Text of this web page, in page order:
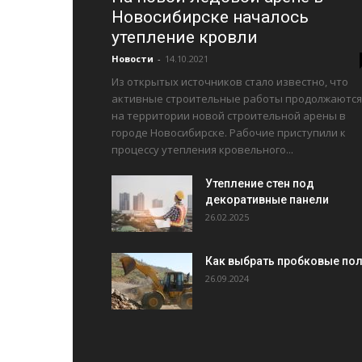
Новосибирске началось
утепление кровли
Новости - 14.10.2021
Из открытых источников стало известно, что
активные строительные работы продолжаются
на территории новой строительной арены в
городе Новосибирске. Рабочие приступили к
процессу утепления кровельного...
Утепление стен под
декоративные панели
26.02.2025
Как выбрать пробковые
26.09.2024